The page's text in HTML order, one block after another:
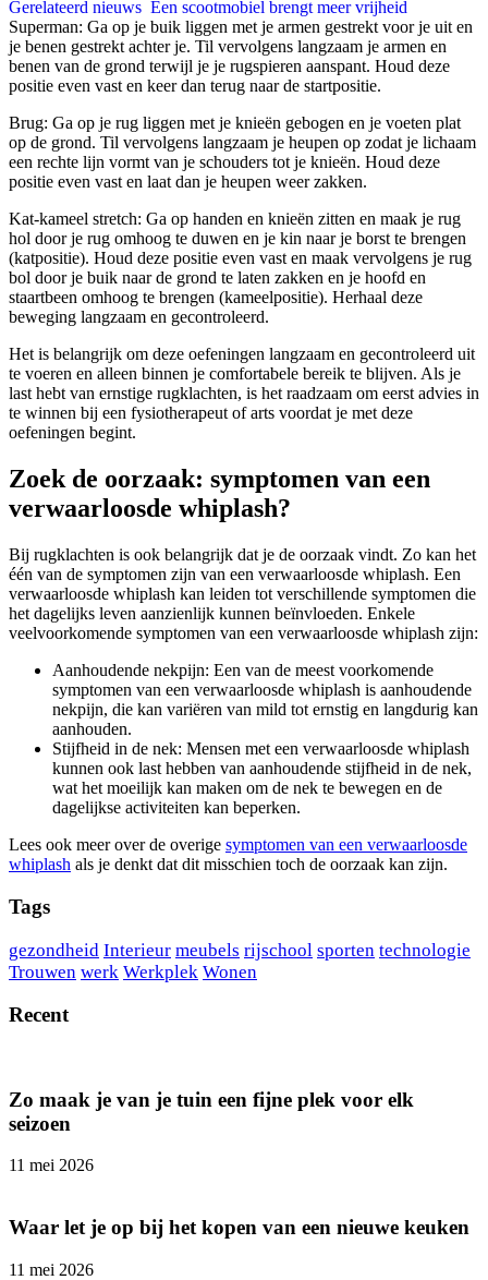
Gerelateerd nieuws Een scootmobiel brengt meer vrijheid
Superman: Ga op je buik liggen met je armen gestrekt voor je uit en
je benen gestrekt achter je. Til vervolgens langzaam je armen en
benen van de grond terwijl je je rugspieren aanspant. Houd deze
positie even vast en keer dan terug naar de startpositie.
Brug: Ga op je rug liggen met je knieën gebogen en je voeten plat
op de grond. Til vervolgens langzaam je heupen op zodat je lichaam
een rechte lijn vormt van je schouders tot je knieën. Houd deze
positie even vast en laat dan je heupen weer zakken.
Kat-kameel stretch: Ga op handen en knieën zitten en maak je rug
hol door je rug omhoog te duwen en je kin naar je borst te brengen
(katpositie). Houd deze positie even vast en maak vervolgens je rug
bol door je buik naar de grond te laten zakken en je hoofd en
staartbeen omhoog te brengen (kameelpositie). Herhaal deze
beweging langzaam en gecontroleerd.
Het is belangrijk om deze oefeningen langzaam en gecontroleerd uit
te voeren en alleen binnen je comfortabele bereik te blijven. Als je
last hebt van ernstige rugklachten, is het raadzaam om eerst advies in
te winnen bij een fysiotherapeut of arts voordat je met deze
oefeningen begint.
Zoek de oorzaak: symptomen van een
verwaarloosde whiplash?
Bij rugklachten is ook belangrijk dat je de oorzaak vindt. Zo kan het
één van de symptomen zijn van een verwaarloosde whiplash. Een
verwaarloosde whiplash kan leiden tot verschillende symptomen die
het dagelijks leven aanzienlijk kunnen beïnvloeden. Enkele
veelvoorkomende symptomen van een verwaarloosde whiplash zijn:
Aanhoudende nekpijn: Een van de meest voorkomende
symptomen van een verwaarloosde whiplash is aanhoudende
nekpijn, die kan variëren van mild tot ernstig en langdurig kan
aanhouden.
Stijfheid in de nek: Mensen met een verwaarloosde whiplash
kunnen ook last hebben van aanhoudende stijfheid in de nek,
wat het moeilijk kan maken om de nek te bewegen en de
dagelijkse activiteiten kan beperken.
Lees ook meer over de overige symptomen van een verwaarloosde
whiplash als je denkt dat dit misschien toch de oorzaak kan zijn.
Tags
gezondheid Interieur meubels rijschool sporten technologie
Trouwen werk Werkplek Wonen
Recent
Zo maak je van je tuin een fijne plek voor elk
seizoen
11 mei 2026
Waar let je op bij het kopen van een nieuwe keuken
11 mei 2026